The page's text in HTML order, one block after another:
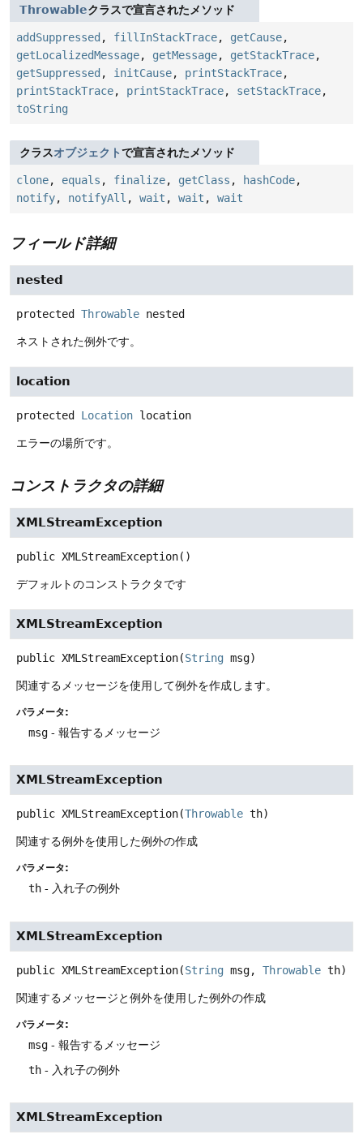
Throwableクラスで宣言されたメソッド
addSuppressed , fillInStackTrace, getCause,
getLocalizedMessage, getMessage, getStackTrace,
getSuppressed , initCause, printStackTrace,
printStackTrace, printStackTrace, setStackTrace,
toString
クラスオブジェクトで宣言されたメソッド
clone, equals , finalize, getClass , hashCode,
notify, notifyAll , wait , wait , wait
フィールド詳細
nested
protected Throwable nested
ネストされた例外です。
location
protected Location location
エラーの場所です。
コンストラクタの詳細
XMLStreamException
public XMLStreamException()
デフォルトのコンストラクタです
XMLStreamException
public XMLStreamException(String msg)
関連するメッセージを使用して例外を作成します。
パラメータ:
msg - 報告するメッセージ
XMLStreamException
public XMLStreamException(Throwable th)
関連する例外を使用した例外の作成
パラメータ:
th - 入れ子の例外
XMLStreamException
public XMLStreamException(String msg, Throwable th)
関連するメッセージと例外を使用した例外の作成
パラメータ:
msg - 報告するメッセージ
th - 入れ子の例外
XMLStreamException